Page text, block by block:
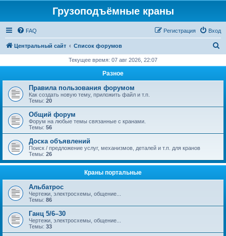
Грузоподъёмные краны
FAQ Вход
Регистрация
Центральный сайт Список форумов
с
Текущее время: 07 авг 2026, 22:07
Разное
Правила пользования форумом
Как создать новую тему, приложить файл и т.п.
Темы: 20
Общий форум
Форум на любые темы связанные с кранами.
Темы: 56
Доска объявлений
Поиск / предложение услуг, механизмов, деталей и т.п. для кранов
Темы: 26
Краны портальные
Альбатрос
Чертежи, электросхемы, общение...
Темы: 86
Ганц 5/6–30
Чертежи, электросхемы, общение...
Темы: 33